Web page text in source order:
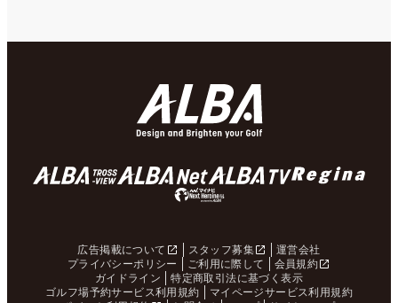
広告掲載について スタッフ募集
運営会社
プライバシーポリシー
ご利用に際して
会員規約
ガイドライン
特定商取引法に基づく表示
ゴルフ場予約サービス利用規約
マイページサービス利用規約